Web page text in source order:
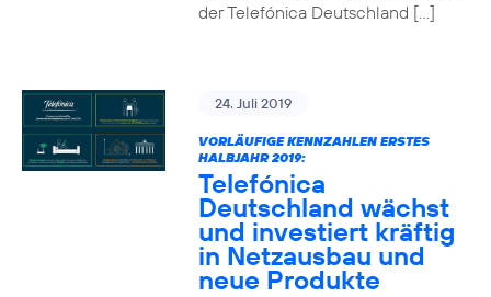
der Telefónica Deutschland […]
24. Juli 2019
VORLÄUFIGE KENNZAHLEN ERSTES
HALBJAHR 2019:
Telefónica
Deutschland wächst
und investiert kräftig
in Netzausbau und
neue Produkte